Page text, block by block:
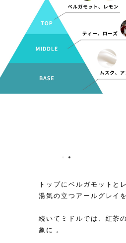
トップにベルガモットと
湯気の立つアールグレイ
続いてミドルでは、紅茶
象に 。